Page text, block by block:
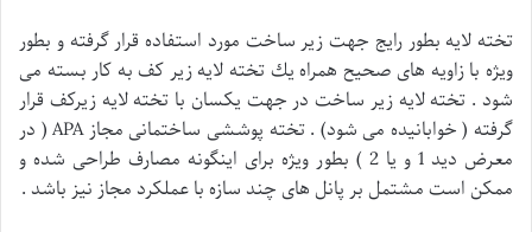
تخته لايه بطور رايج جهت زير ساخت مورد استفاده قرار گرفته و بطور
ويژه با زاويه های صحيح همراه يك تخته لايه زير كف به كار بسته می
شود . تخته لايه زير ساخت در جهت يكسان با تخته لايه زيركف قرار
گرفته ( خوابانيده می شود) . تخته پوششی ساختمانی مجاز APA ( در
معرض ديد 1 و یا 2 ) بطور ويژه برای اينگونه مصارف طراحی شده و
ممكن است مشتمل بر پانل های چند سازه با عملكرد مجاز نيز باشد .